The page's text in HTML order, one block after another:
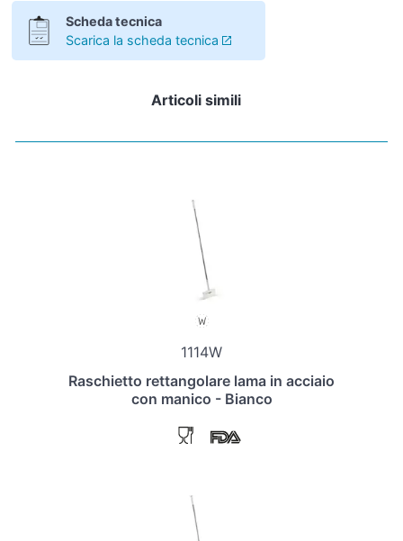
Scheda tecnica
Scarica la scheda tecnica
Articoli simili
1114W
Raschietto rettangolare lama in acciaio
con manico - Bianco